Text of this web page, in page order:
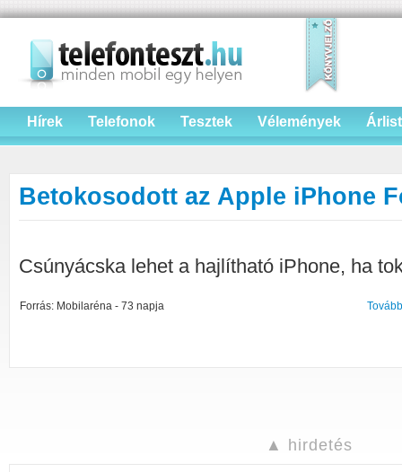
Hírek Telefonok Tesztek Vélemények
Betokosodott az Apple iPhone
Csúnyácska lehet a hajlítható iPhone, ha
Forrás: Mobilaréna - 73 napja
▲ hirdetés